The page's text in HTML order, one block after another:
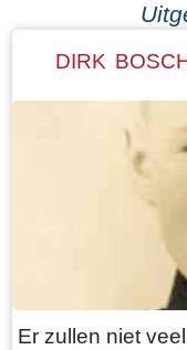
DIRK
Er zullen niet